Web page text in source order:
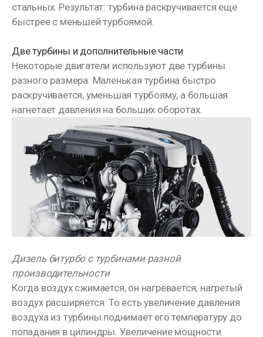
стальных. Результат: турбина раскручивается еще
быстрее с меньшей турбоямой.
Две турбины и дополнительные части
Некоторые двигатели используют две турбины
разного размера. Маленькая турбина быстро
раскручивается, уменьшая турбояму, а большая
нагнетает давления на больших оборотах.
Дизель битурбо с турбинами разной
производительности
Когда воздух сжимается, он нагревается; нагретый
воздух расширяется. То есть увеличение давления
воздуха из турбины поднимает его температуру до
попадания в цилиндры. Увеличение мощности